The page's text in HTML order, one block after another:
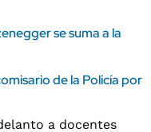
se suma a la
de la Policía por